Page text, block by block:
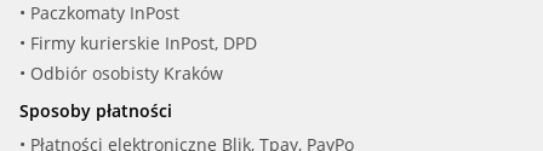
• Paczkomaty InPost
• Firmy kurierskie InPost, DPD
• Odbiór osobisty Kraków
Sposoby płatności
• Płatności elektroniczne Blik, Tpay, PayPo